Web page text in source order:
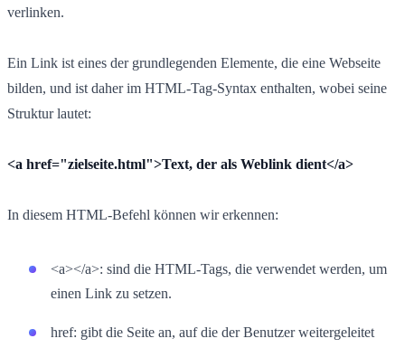
verlinken.
Ein Link ist eines der grundlegenden Elemente, die eine Webseite
bilden, und ist daher im HTML-Tag-Syntax enthalten, wobei seine
Struktur lautet:
<a href="zielseite.html">Text, der als Weblink dient</a>
In diesem HTML-Befehl können wir erkennen:
<a></a>: sind die HTML-Tags, die verwendet werden, um
einen Link zu setzen.
href: gibt die Seite an, auf die der Benutzer weitergeleitet